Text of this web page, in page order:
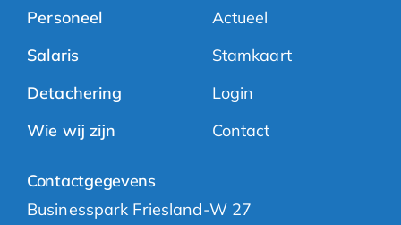
Personeel
Salaris
Detachering
Wie wij zijn
Actueel
Stamkaart
Login
Contact
Contactgegevens
Businesspark Friesland-W 27